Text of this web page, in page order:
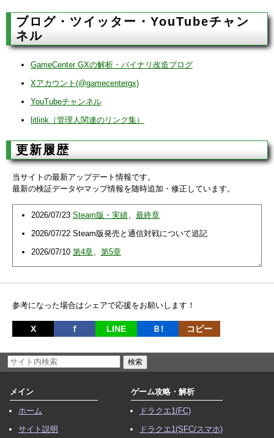
ブログ・ツイッター・YouTubeチャン
ネル
GameCenter GXの解析・バイナリ改造ブログ
Xアカウント(@gamecentergx)
YouTubeチャンネル
litlink（管理人関連のリンク集）
更新履歴
当サイトの最新アップデート情報です。
最新の検証データやマップ情報を随時追加・修正しています。
2026/07/23 Steam版・実績
最終章
2026/07/22 Steam版発売と通信対戦について追記
2026/07/10 第4章
第5章
2026/07/02第1章、第2章、第3章、村・小城
サイト内検索を設置
2026/05/16 トップページの微修正
2026/03/31
各章クリアによる善悪値の増減を追記
裏技・バグ
2026/03/15 トップページ
2026/03/08
善悪値の増減タイミングを追記
参考になった場合はシェアで応援をお願いします！
X ｆ LINE Ｂ! コピー
メイン
ホーム
サイト説明
ゲーム攻略・解析
ドラクエ1(FC)
ドラクエ1(SFC/スマホ)